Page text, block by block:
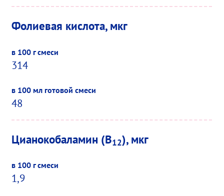
Фолиевая кислота, мкг
314
48
Цианокобаламин (B12), мкг
1,9